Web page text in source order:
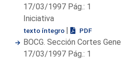
17/03/1997 Pág.: 1
Iniciativa
texto íntegro | PDF
BOCG. Sección Cortes
17/03/1997 Pág.: 1